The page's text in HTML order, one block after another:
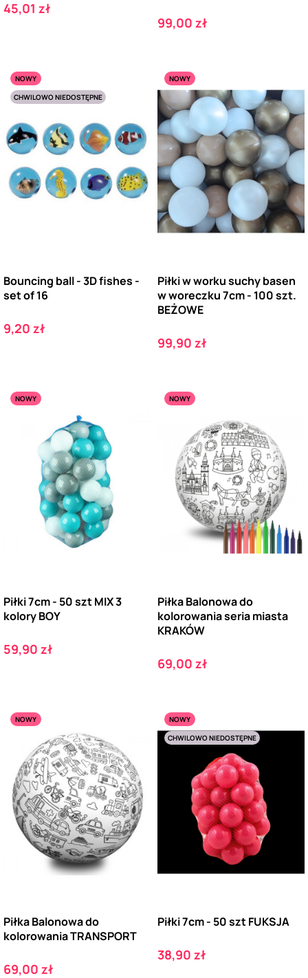
Cena
45,01 zł
Cena
99,00 zł
NOWY
CHWILOWO NIEDOSTĘPNE
Bouncing ball - 3D fishes -
set of 16
Cena
9,20 zł
NOWY
Piłki w worku suchy basen
w woreczku 7cm - 100 szt.
BEŻOWE
Cena
99,90 zł
NOWY
Piłki 7cm - 50 szt MIX 3
kolory BOY
Cena
59,90 zł
NOWY
Piłka Balonowa do
kolorowania seria miasta
KRAKÓW
Cena
69,00 zł
NOWY
Piłka Balonowa do
kolorowania TRANSPORT
Cena
69,00 zł
NOWY
CHWILOWO NIEDOSTĘPNE
Piłki 7cm - 50 szt FUKSJA
Cena
38,90 zł